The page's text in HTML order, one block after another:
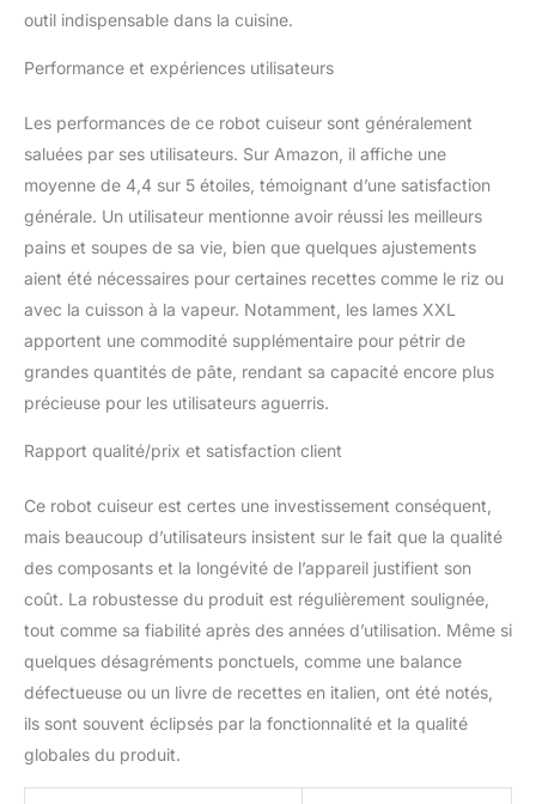
outil indispensable dans la cuisine.
Performance et expériences utilisateurs
Les performances de ce robot cuiseur sont généralement
saluées par ses utilisateurs. Sur Amazon, il affiche une
moyenne de 4,4 sur 5 étoiles, témoignant d’une satisfaction
générale. Un utilisateur mentionne avoir réussi les meilleurs
pains et soupes de sa vie, bien que quelques ajustements
aient été nécessaires pour certaines recettes comme le riz ou
avec la cuisson à la vapeur. Notamment, les lames XXL
apportent une commodité supplémentaire pour pétrir de
grandes quantités de pâte, rendant sa capacité encore plus
précieuse pour les utilisateurs aguerris.
Rapport qualité/prix et satisfaction client
Ce robot cuiseur est certes une investissement conséquent,
mais beaucoup d’utilisateurs insistent sur le fait que la qualité
des composants et la longévité de l’appareil justifient son
coût. La robustesse du produit est régulièrement soulignée,
tout comme sa fiabilité après des années d’utilisation. Même si
quelques désagréments ponctuels, comme une balance
défectueuse ou un livre de recettes en italien, ont été notés,
ils sont souvent éclipsés par la fonctionnalité et la qualité
globales du produit.